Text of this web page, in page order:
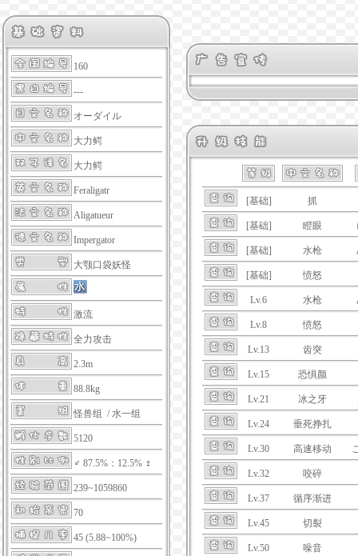
160
---
オーダイル
大力鳄
大力鳄
Feraligatr
Aligatueur
Impergator
大颚口袋妖怪
激流
全力攻击
2.3m
88.8kg
怪兽组 / 水一组
5120
♂ 87.5%：12.5% ♀
239~1059860
70
45 (5.88~100%)
[基础] 抓
[基础] 瞪眼
[基础] 水枪
[基础] 愤怒
Lv.6 水枪
Lv.8 愤怒
Lv.13 齿突
Lv.15 恐惧颜
Lv.21 冰之牙
Lv.24 垂死挣扎
Lv.30 高速移动
Lv.32 咬碎
Lv.37 循序渐进
Lv.45 切裂
Lv.50 噪音